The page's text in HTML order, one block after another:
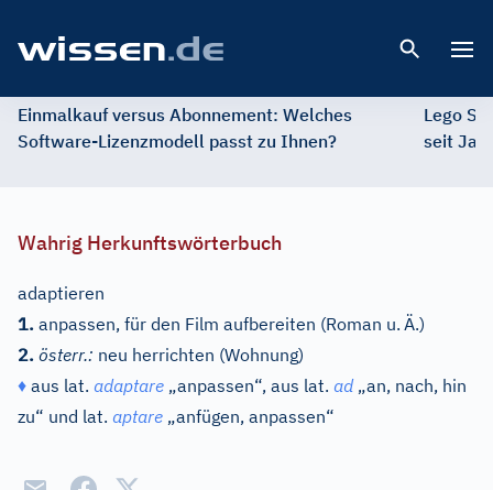
Einmalkauf versus Abonnement: Welches
Software-Lizenzmodell passt zu Ihnen?
Lego
seit
Wahrig Herkunftswörterbuch
adaptieren
1. anpassen, für den Film aufbereiten (Roman u. Ä.)
2. österr.: neu herrichten (Wohnung)
♦ aus lat. adaptare „anpassen“, aus lat. ad„an, nach, hin
zu“ und lat. aptare „anfügen, anpassen“